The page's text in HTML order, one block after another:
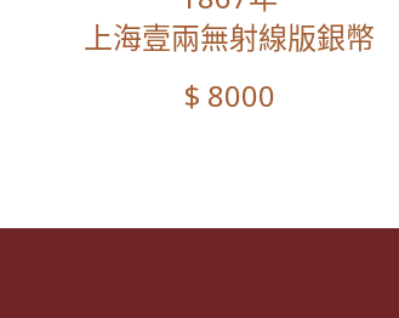
上海壹兩無射線版銀幣
$ 8000